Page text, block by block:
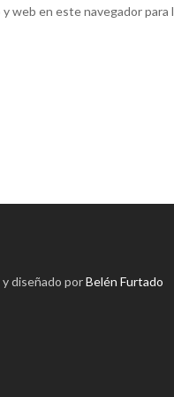
web en este navegador para
diseñado porBelén Furtado